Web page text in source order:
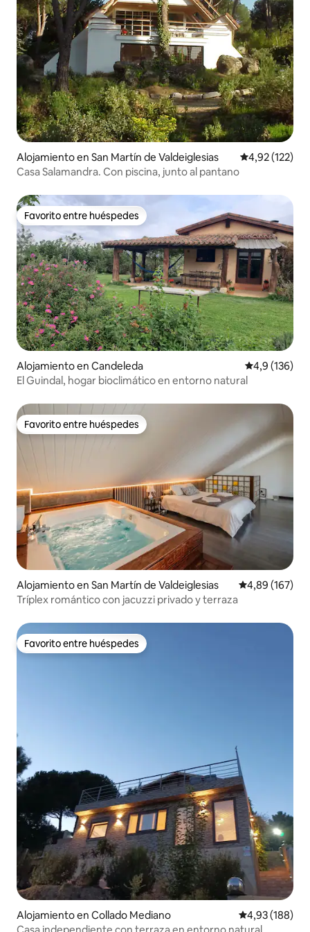
Alojamiento en San Martín de Valdeiglesias Calificación
4,92 (122)
Casa Salamandra. Con piscina, junto al pantano
Favorito entre huéspedes
Favorito entre huéspedes
Alojamiento en Candeleda Calificación
4,9 (136)
El Guindal, hogar bioclimático en entorno natural
Favorito entre huéspedes
Favorito entre huéspedes
Alojamiento en San Martín de Valdeiglesias Calificación
4,89 (167)
Tríplex romántico con jacuzzi privado y terraza
Favorito entre huéspedes
Favorito entre huéspedes
Alojamiento en Collado Mediano Calificación
4,93 (188)